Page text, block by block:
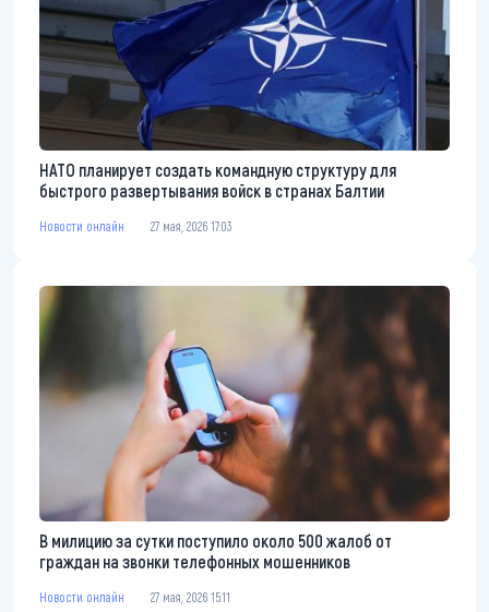
НАТО планирует создать командную структуру для
быстрого развертывания войск в странах Балтии
Новости онлайн 27 мая, 2026 17:03
В милицию за сутки поступило около 500 жалоб от
граждан на звонки телефонных мошенников
Новости онлайн 27 мая, 2026 15:11